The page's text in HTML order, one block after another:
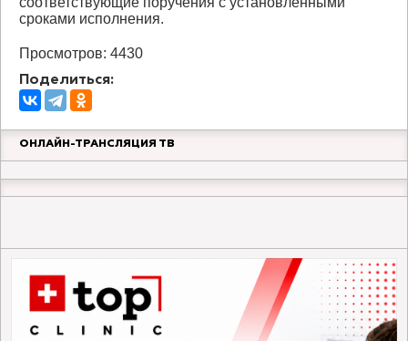
сроками исполнения.
Просмотров: 4430
Поделиться:
ОНЛАЙН-ТРАНСЛЯЦИЯ ТВ